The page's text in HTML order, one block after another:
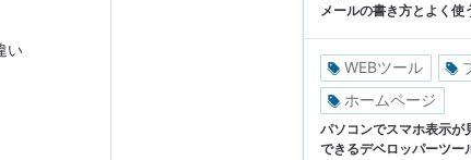
い
メールの書き方とよく使
WEBツール
ホームページ
パソコンでスマホ表示が
できるデベロッパーツー